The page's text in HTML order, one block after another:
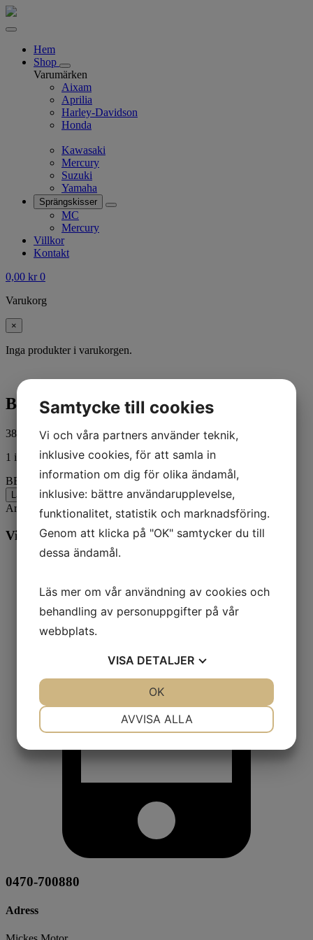
Hem
Shop
Varumärken
Aixam
Aprilia
Harley-Davidson
Honda
Kawasaki
Mercury
Suzuki
Yamaha
Sprängskisser
MC
Mercury
Villkor
Kontakt
0,00 kr 0
Varukorg
×
Inga produkter i varukorgen.
BELT-SERPENTINE
383,00 kr ink. moms
1 i lager
BELT-SERPENTINE mängd
Lägg till i varukorg
Artikelnr: 8M0218433 Kategorier: Båt Mercury
Vill du veta mer? Ring oss:
0470-700880
Adress
Samtycke till cookies
Vi och våra partners använder teknik,
inklusive cookies, för att samla in
information om dig för olika ändamål,
inklusive: bättre användarupplevelse,
funktionalitet, statistik och marknadsföring.
Genom att klicka på "OK" samtycker du till
dessa ändamål.
Läs mer om vår användning av cookies och
behandling av personuppgifter på vår
webbplats.
VISA DETALJER
AVVISA ALLA
OK